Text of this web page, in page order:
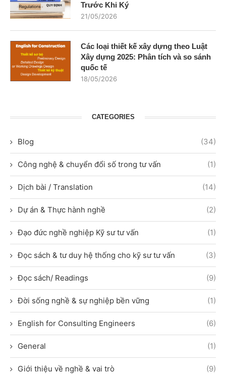
Trước Khi Ký
21/05/2026
Các loại thiết kế xây dựng theo Luật
Xây dựng 2025: Phân tích và so sánh
quốc tế
18/05/2026
CATEGORIES
Blog (34)
Công nghệ & chuyển đổi số trong tư vấn (1)
Dịch bài / Translation (14)
Dự án & Thực hành nghề (2)
Đạo đức nghề nghiệp Kỹ sư tư vấn (1)
Đọc sách & tư duy hệ thống cho kỹ sư tư vấn (3)
Đọc sách/ Readings (9)
Đời sống nghề & sự nghiệp bền vững (1)
English for Consulting Engineers (6)
General (1)
Giới thiệu về nghề & vai trò (9)